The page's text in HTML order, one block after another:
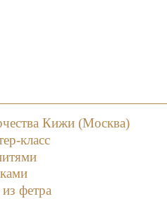
Кижи (Москва)
класс
фетра